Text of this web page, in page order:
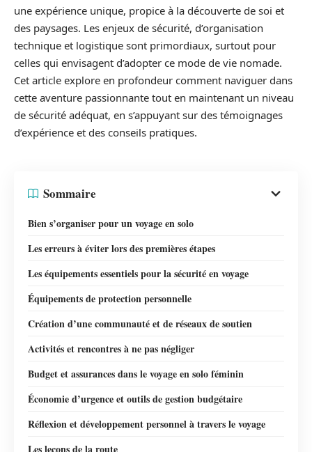
une expérience unique, propice à la découverte de soi et
des paysages. Les enjeux de sécurité, d’organisation
technique et logistique sont primordiaux, surtout pour
celles qui envisagent d’adopter ce mode de vie nomade.
Cet article explore en profondeur comment naviguer dans
cette aventure passionnante tout en maintenant un niveau
de sécurité adéquat, en s’appuyant sur des témoignages
d’expérience et des conseils pratiques.
Sommaire
Bien s’organiser pour un voyage en solo
Les erreurs à éviter lors des premières étapes
Les équipements essentiels pour la sécurité en voyage
Équipements de protection personnelle
Création d’une communauté et de réseaux de soutien
Activités et rencontres à ne pas négliger
Budget et assurances dans le voyage en solo féminin
Économie d’urgence et outils de gestion budgétaire
Réflexion et développement personnel à travers le voyage
Les leçons de la route